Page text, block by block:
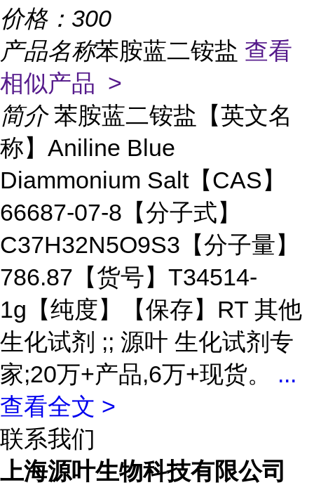
价格： 300
产品名称苯胺蓝二铵盐 查看
相似产品 >
简介 苯胺蓝二铵盐【英文名
称】Aniline Blue
Diammonium Salt【CAS】
66687-07-8【分子式】
C37H32N5O9S3【分子量】
786.87【货号】T34514-
1g【纯度】【保存】RT 其他
生化试剂 ;; 源叶 生化试剂专
家;20万+产品,6万+现货。 ...
查看全文 >
联系我们
上海源叶生物科技有限公司